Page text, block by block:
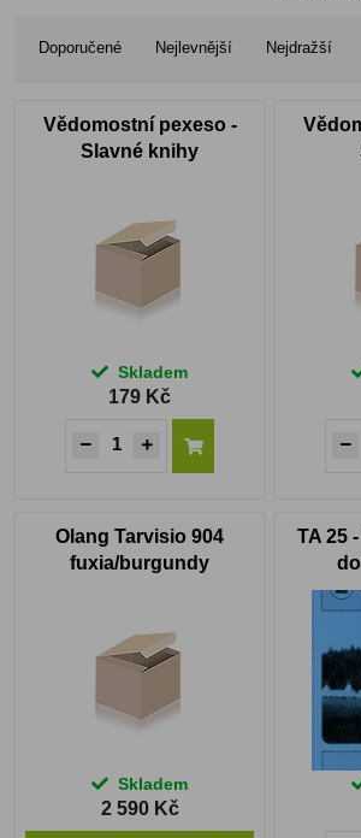
Doporučené Nejlevnější Nejdražší
Vědomostní pexeso -
Slavné knihy
Skladem
179 Kč
Olang Tarvisio 904
fuxia/burgundy
Skladem
2 590 Kč
TA 25